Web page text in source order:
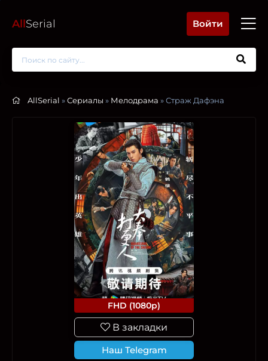
AllSerial Войти
AllSerial »Сериалы » Мелодрама » Страж Дафэна
FHD (1080p)
В закладки
Наш Telegram